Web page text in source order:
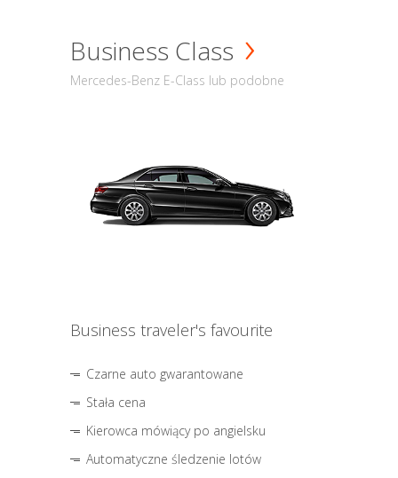
Business Class
Mercedes-Benz E-Class lub podobne
Business traveler's favourite
Czarne auto gwarantowane
Stała cena
Kierowca mówiący po angielsku
Automatyczne śledzenie lotów